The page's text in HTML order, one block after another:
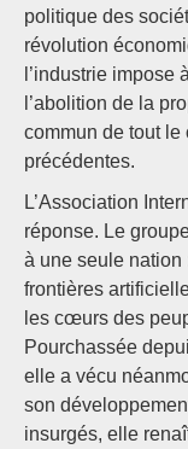
politique des
révolution
l’industrie impose
l’abolition de la
commun de tout
précédentes.
L’Association
réponse. Le
à une seule nation
frontières
les cœurs des
Pourchassée
elle a vécu
son
insurgés, elle